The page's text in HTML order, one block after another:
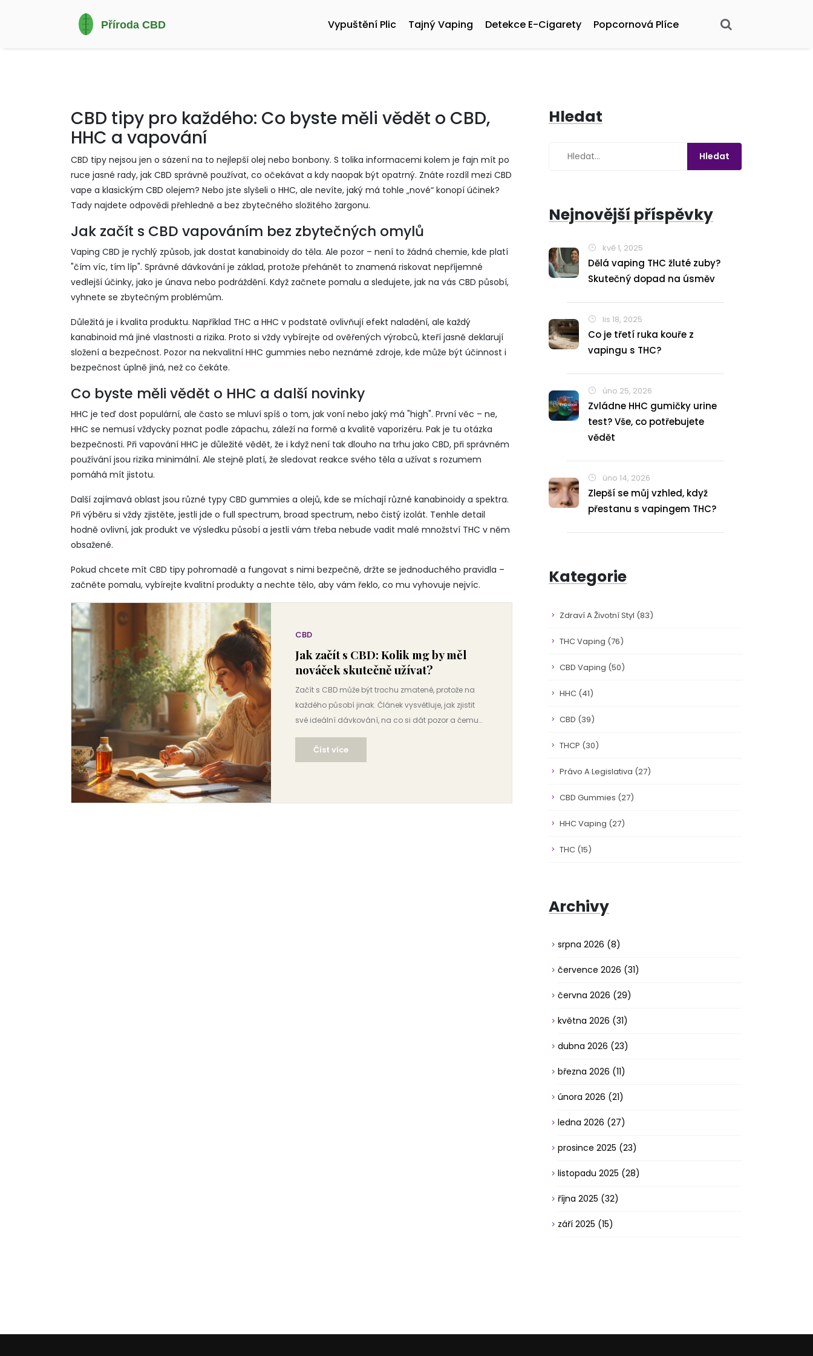
Vypuštění Plic Tajný Vaping Detekce E-Cigarety Popcornová Plíce
CBD tipy pro každého: Co byste měli vědět o CBD,
HHC a vapování
CBD tipy nejsou jen o sázení na to nejlepší olej nebo bonbony. S tolika informacemi kolem je fajn mít po
ruce jasné rady, jak CBD správně používat, co očekávat a kdy naopak být opatrný. Znáte rozdíl mezi CBD
vape a klasickým CBD olejem? Nebo jste slyšeli o HHC, ale nevíte, jaký má tohle „nové“ konopí účinek?
Tady najdete odpovědi přehledně a bez zbytečného složitého žargonu.
Jak začít s CBD vapováním bez zbytečných omylů
Vaping CBD je rychlý způsob, jak dostat kanabinoidy do těla. Ale pozor – není to žádná chemie, kde platí
"čím víc, tím líp". Správné dávkování je základ, protože přehánět to znamená riskovat nepříjemné
vedlejší účinky, jako je únava nebo podráždění. Když začnete pomalu a sledujete, jak na vás CBD působí,
vyhnete se zbytečným problémům.
Důležitá je i kvalita produktu. Například THC a HHC v podstatě ovlivňují efekt naladění, ale každý
kanabinoid má jiné vlastnosti a rizika. Proto si vždy vybírejte od ověřených výrobců, kteří jasně deklarují
složení a bezpečnost. Pozor na nekvalitní HHC gummies nebo neznámé zdroje, kde může být účinnost i
bezpečnost úplně jiná, než co čekáte.
Co byste měli vědět o HHC a další novinky
HHC je teď dost populární, ale často se mluví spíš o tom, jak voní nebo jaký má "high". První věc – ne,
HHC se nemusí vždycky poznat podle zápachu, záleží na formě a kvalitě vaporizéru. Pak je tu otázka
bezpečnosti. Při vapování HHC je důležité vědět, že i když není tak dlouho na trhu jako CBD, při správném
používání jsou rizika minimální. Ale stejně platí, že sledovat reakce svého těla a užívat s rozumem
pomáhá mít jistotu.
Další zajímavá oblast jsou různé typy CBD gummies a olejů, kde se míchají různé kanabinoidy a spektra.
Při výběru si vždy zjistěte, jestli jde o full spectrum, broad spectrum, nebo čistý izolát. Tenhle detail
hodně ovlivní, jak produkt ve výsledku působí a jestli vám třeba nebude vadit malé množství THC v něm
obsažené.
Pokud chcete mít CBD tipy pohromadě a fungovat s nimi bezpečně, držte se jednoduchého pravidla –
začněte pomalu, vybírejte kvalitní produkty a nechte tělo, aby vám řeklo, co mu vyhovuje nejvíc.
CBD
Jak začít s CBD: Kolik mg by měl
nováček skutečně užívat?
Začít s CBD může být trochu zmatené, protože na
každého působí jinak. Článek vysvětluje, jak zjistit
své ideální dávkování, na co si dát pozor a čemu
se při prvním užití CBD raději vyhnout. Přináší
konkrétní rady, jak rychle odhadnout vhodnou
startovací dávku. Nechybí ani upozornění na
Číst více
Hledat
Nejnovější příspěvky
kvě 1, 2025
Dělá vaping THC žluté zuby?
Skutečný dopad na úsměv
lis 18, 2025
Co je třetí ruka kouře z
vapingu s THC?
úno 25, 2026
Zvládne HHC gumičky urine
test? Vše, co potřebujete
vědět
úno 14, 2026
Zlepší se můj vzhled, když
přestanu s vapingem THC?
Kategorie
Zdraví A Životní Styl (83)
THC Vaping (76)
CBD Vaping (50)
HHC (41)
CBD (39)
THCP (30)
Právo A Legislativa (27)
CBD Gummies (27)
HHC Vaping (27)
THC (15)
Archivy
srpna 2026 (8)
července 2026 (31)
června 2026 (29)
května 2026 (31)
dubna 2026 (23)
března 2026 (11)
února 2026 (21)
ledna 2026 (27)
prosince 2025 (23)
listopadu 2025 (28)
října 2025 (32)
září 2025 (15)